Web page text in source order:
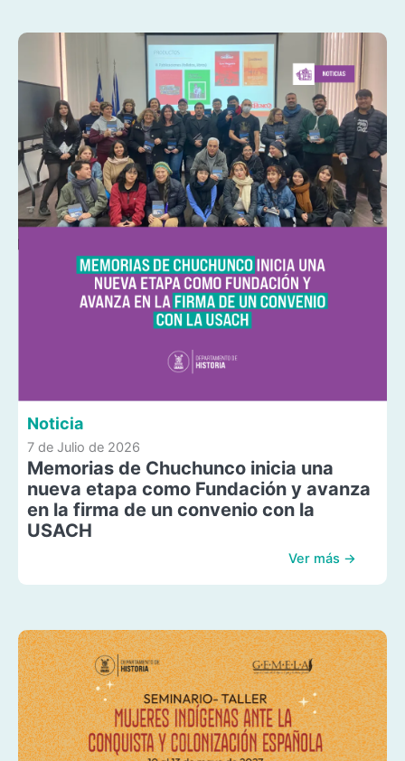
Noticia
7 de Julio de 2026
Memorias de Chuchunco inicia una
nueva etapa como Fundación y avanza
en la firma de un convenio con la
USACH
Ver más →